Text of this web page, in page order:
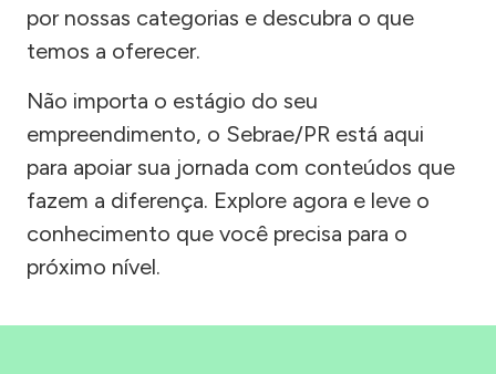
por nossas categorias e descubra o que
temos a oferecer.
Não importa o estágio do seu
empreendimento, o Sebrae/PR está aqui
para apoiar sua jornada com conteúdos que
fazem a diferença. Explore agora e leve o
conhecimento que você precisa para o
próximo nível.